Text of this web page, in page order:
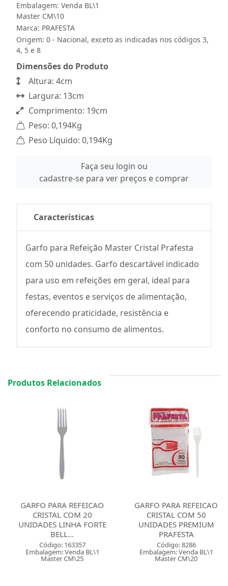
Embalagem: Venda BL\1
Master CM\10
Marca: PRAFESTA
Origem: 0 - Nacional, exceto as indicadas nos códigos 3,
4, 5 e 8
Dimensões do Produto
Altura: 4cm
Largura: 13cm
Comprimento: 19cm
Peso: 0,194Kg
Peso Líquido: 0,194Kg
Faça seu login ou
cadastre-se para ver preços e comprar
Características
Garfo para Refeição Master Cristal Prafesta
com 50 unidades. Garfo descartável indicado
para uso em refeições em geral, ideal para
festas, eventos e serviços de alimentação,
oferecendo praticidade, resistência e
conforto no consumo de alimentos.
Produtos Relacionados
GARFO PARA REFEICAO
CRISTAL COM 20
UNIDADES LINHA FORTE
BELL...
Código: 163357
Embalagem: Venda BL\1
Master CM\25
GARFO PARA REFEICAO
CRISTAL COM 50
UNIDADES PREMIUM
PRAFESTA
Código: 8286
Embalagem: Venda BL\1
Master CM\20